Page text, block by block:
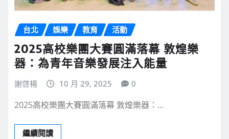
台北 娛樂 教育 活動
2025高校樂團大賽圓滿落幕 敦煌樂
器：為青年音樂發展注入能量
謝啓楊 10 月 29, 2025 0
2025高校樂團大賽圓滿落幕 敦煌樂器：…
繼續閱讀